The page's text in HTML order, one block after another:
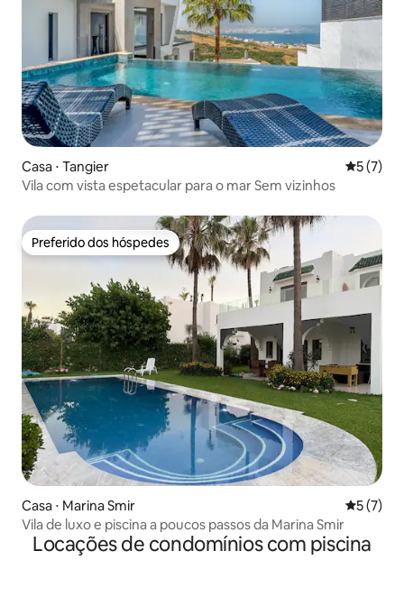
Casa ⋅ Tangier 5 de
5 (7)
Vila com vista espetacular para o mar Sem vizinhos
Preferido dos hóspedes
Preferido dos hóspedes
Casa ⋅ Marina Smir 5 de
5 (7)
Vila de luxo e piscina a poucos passos da Marina Smir
Locações de condomínios com piscina